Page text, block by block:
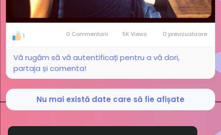
1 0 Commentarii 5K Views 0 previzualizare
Vă rugăm să vă autentificați pentru a vă dori,
partaja și comenta!
Nu mai există date care să fie afișate